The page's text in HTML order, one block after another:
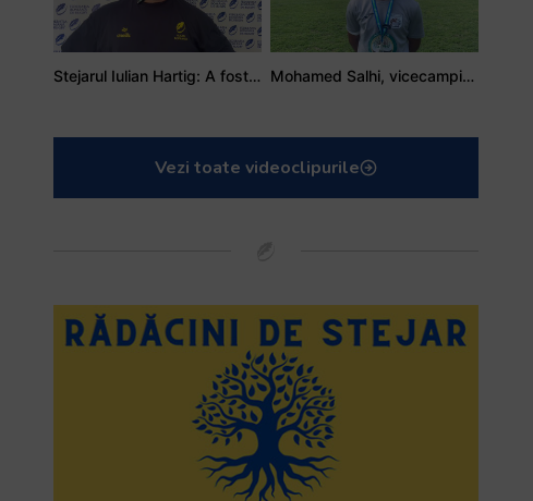
Stejarul Iulian Hartig: A fost un turneu care a unit mai mult echipa Mohamed Salhi, vicecampion național juniori I: Rugby-ul te învață să accepți și înfrângerile
Vezi toate videoclipurile